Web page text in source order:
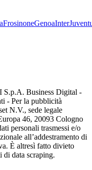
FrosinoneGenoaInter
S.p.A. Business Digital -
- Per la pubblicità
N.V., sede legale
46, 20093 Cologno
personali trasmessi e/o
all’addestramento di
È altresì fatto divieto
di data scraping.